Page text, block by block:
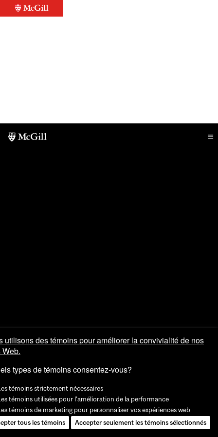
utilisons des témoins pour améliorer la convivialité de nos
types de témoins consentez-vous?
témoins strictement nécessaires
témoins utilisées pour l'amélioration de la performance
témoins de marketing pour personnaliser vos expériences web
tous les témoins
Accepter seulement les témoins sélectionnés